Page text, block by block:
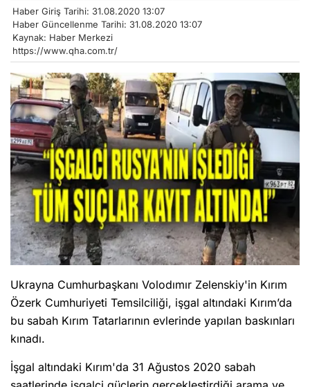
Haber Giriş Tarihi: 31.08.2020 13:07
Haber Güncellenme Tarihi: 31.08.2020 13:07
Kaynak: Haber Merkezi
https://www.qha.com.tr/
Ukrayna Cumhurbaşkanı Volodımır Zelenskiy'in Kırım
Özerk Cumhuriyeti Temsilciliği, işgal altındaki Kırım’da
bu sabah Kırım Tatarlarının evlerinde yapılan baskınları
kınadı.
İşgal altındaki Kırım'da 31 Ağustos 2020 sabah